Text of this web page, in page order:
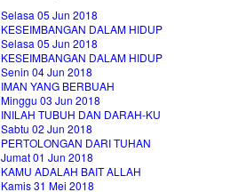
Selasa 05 Jun 2018
KESEIMBANGAN DALAM HIDUP
Selasa 05 Jun 2018
KESEIMBANGAN DALAM HIDUP
Senin 04 Jun 2018
IMAN YANG BERBUAH
Minggu 03 Jun 2018
INILAH TUBUH DAN DARAH-KU
Sabtu 02 Jun 2018
PERTOLONGAN DARI TUHAN
Jumat 01 Jun 2018
KAMU ADALAH BAIT ALLAH
Kamis 31 Mei 2018